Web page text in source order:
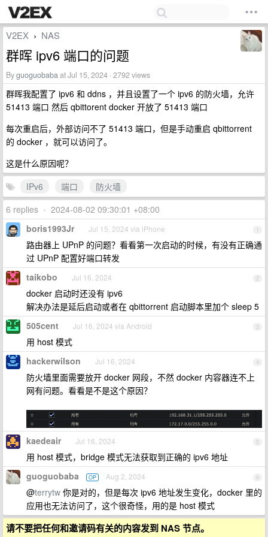
V2EX › NAS
群晖 ipv6 端口的问题
Byguoguobabaat Jul 15, 2024 · 2792 views
群晖我配置了 ipv6 和 ddns ，并且设置了一个 ipv6 的防火墙，允许
51413 端口 然后 qbittorent docker 开放了 51413 端口
每次重启后，外部访问不了 51413 端口，但是手动重启 qbittorrent
的 docker ，就可以访问了。
这是什么原因呢？
IPv6
端口
防火墙
6 replies • 2024-08-02 09:30:01 +08:00
1
boris1993Jr Jul 15, 2024 via iPhone
路由器上 UPnP 的问题？看看第一次启动的时候，有没有正确通
过 UPnP 配置好端口转发
2
taikobo Jul 16, 2024
docker 启动时还没有 ipv6
解决办法是延后启动或者在 qbittorrent 启动脚本里加个 sleep 5
3
505cent Jul 16, 2024 via Android
用 host 模式
4
hackerwilson Jul 16, 2024
防火墙里面需要放开 docker 网段，不然 docker 内容器连不上
网有问题。看看是不是这个原因？
5
kaedeair Jul 16, 2024
用 host 模式，bridge 模式无法获取到正确的 ipv6 地址
6
guoguobaba OP Aug 2, 2024
@terrytw 你是对的，但是每次 ipv6 地址发生变化，docker 里的
应用也无法访问了，这个很奇怪，用的是 host 模式
请不要把任何和邀请码有关的内容发到 NAS 节点。